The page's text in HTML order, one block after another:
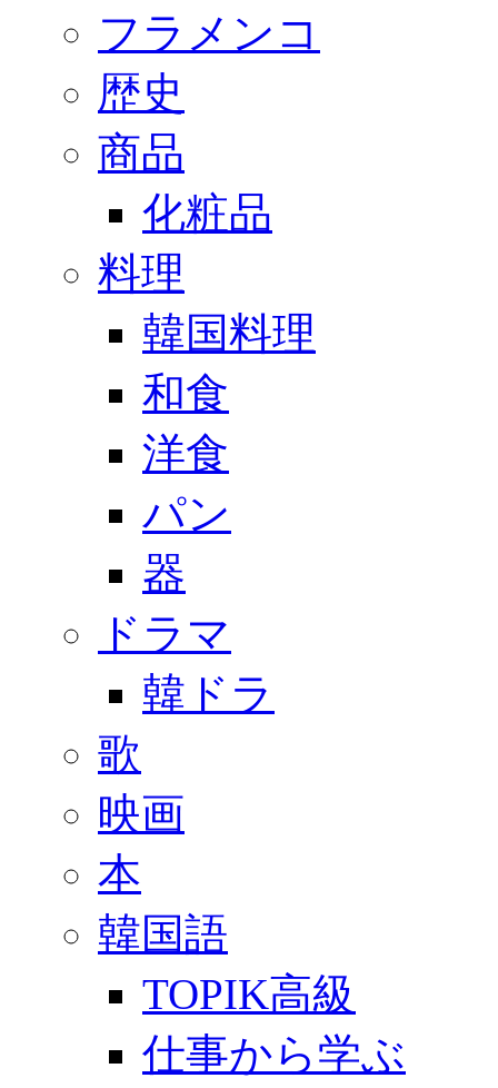
フラメンコ
歴史
商品
化粧品
料理
韓国料理
和食
洋食
パン
器
ドラマ
韓ドラ
歌
映画
本
韓国語
TOPIK高級
仕事から学ぶ